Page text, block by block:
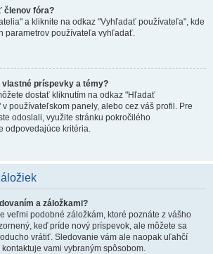
členov fóra?
a kliknite na odkaz "Vyhľadať používateľa", kde
parametrov používateľa vyhľadať.
príspevky a témy?
dostať kliknutím na odkaz "Hľadať
používateľskom panely, alebo cez váš profil. Pre
odoslali, využite stránku pokročilého
odpovedajúce kritéria.
a záložkami?
veľmi podobné záložkám, ktoré poznáte z vášho
keď príde nový príspevok, ale môžete sa
vrátiť. Sledovanie vám ale naopak uľahčí
vami vybraným spôsobom.